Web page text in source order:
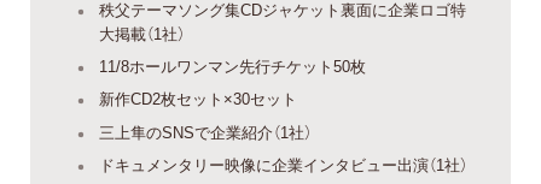
秩父テーマソング集CDジャケット裏面に企業ロゴ特
大掲載（1社）
11/8ホールワンマン先行チケット50枚
新作CD2枚セット×30セット
三上隼のSNSで企業紹介（1社）
ドキュメンタリー映像に企業インタビュー出演（1社）